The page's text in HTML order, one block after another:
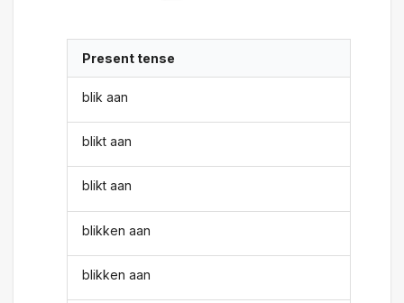
Present tense
blik aan
blikt aan
blikt aan
blikken aan
blikken aan